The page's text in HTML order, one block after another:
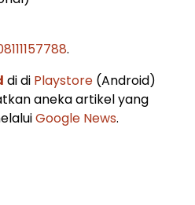
.
di di Playstore (Android)
aneka artikel yang
Google News.